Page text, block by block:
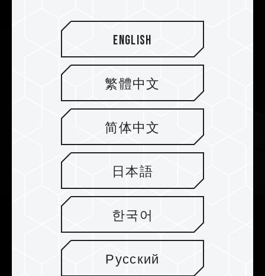
Stabiler 2mm Heatspreader für
perfekte Wärmeableitung
T-FORCE XTREEM DDR5 verwendet eine 2 mm
English
繁體中文
简体中文
日本語
한국어
Русский